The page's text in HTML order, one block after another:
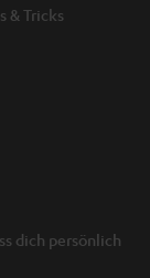
& Tricks
dich persönlich